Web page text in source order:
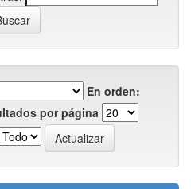
En orden:
por página